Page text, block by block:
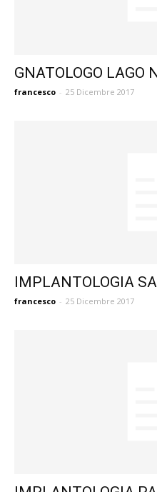
GNATOLOGO LAGO
francesco - 25 Dicembre 2017
IMPLANTOLOGIA
francesco - 25 Dicembre 2017